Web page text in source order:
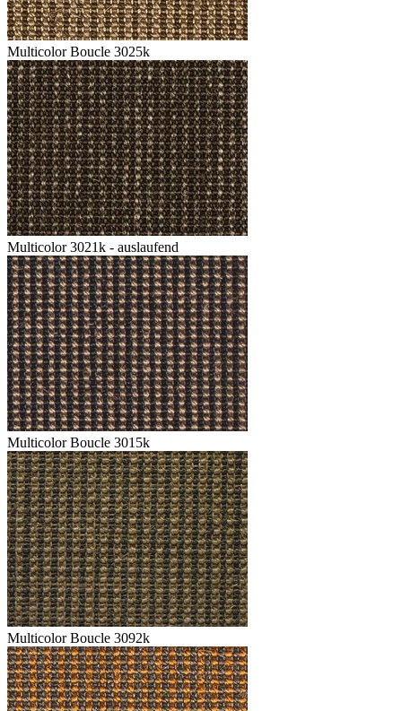
Multicolor Boucle 3025k
Multicolor 3021k - auslaufend
Multicolor Boucle 3015k
Multicolor Boucle 3092k